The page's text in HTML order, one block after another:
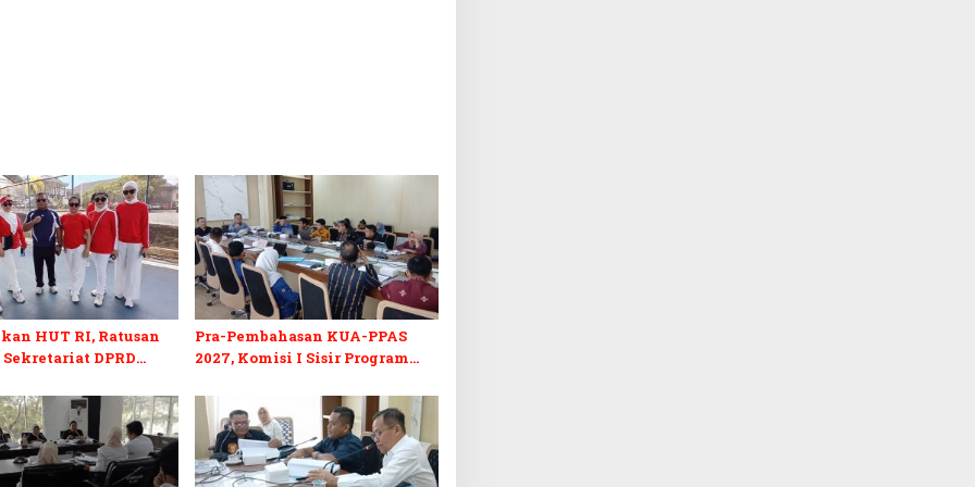
HUT RI, Ratusan
DPRD
Pra-Pembahasan KUA-PPAS
2027, Komisi I Sisir Program